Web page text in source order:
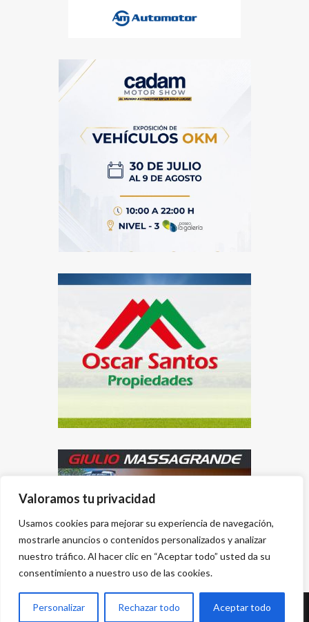
Valoramos tu privacidad
Usamos cookies para mejorar su experiencia de navegación,
mostrarle anuncios o contenidos personalizados y analizar
nuestro tráfico. Al hacer clic en “Aceptar todo” usted da su
consentimiento a nuestro uso de las cookies.
Personalizar Rechazar todo Aceptar todo
Desarrollado por